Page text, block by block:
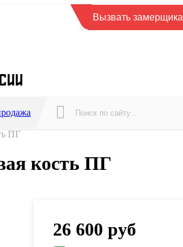
Вызвать замерщика
ПГ
кость ПГ
26 600 руб